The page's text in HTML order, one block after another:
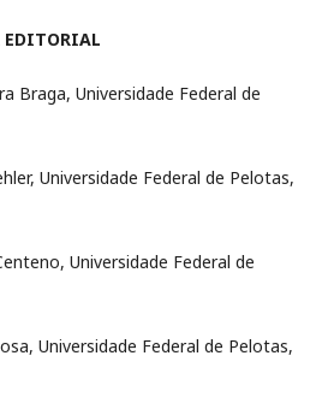
Braga, Universidade Federal de
Universidade Federal de Pelotas,
Universidade Federal de
Universidade Federal de Pelotas,